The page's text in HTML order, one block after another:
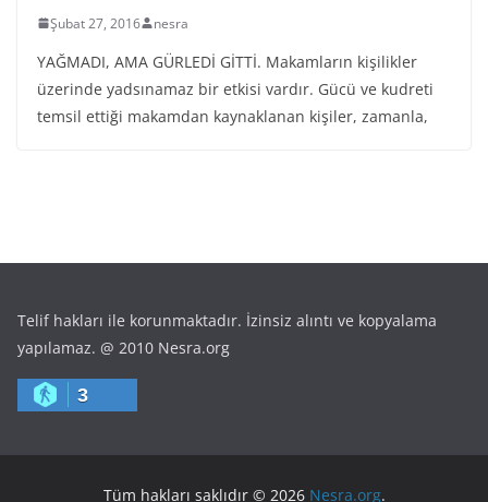
Şubat 27, 2016 nesra
YAĞMADI, AMA GÜRLEDİ GİTTİ. Makamların kişilikler
üzerinde yadsınamaz bir etkisi vardır. Gücü ve kudreti
temsil ettiği makamdan kaynaklanan kişiler, zamanla,
Telif hakları ile korunmaktadır. İzinsiz alıntı ve kopyalama
yapılamaz. @ 2010 Nesra.org
3
Tüm hakları saklıdır © 2026 Nesra.org.